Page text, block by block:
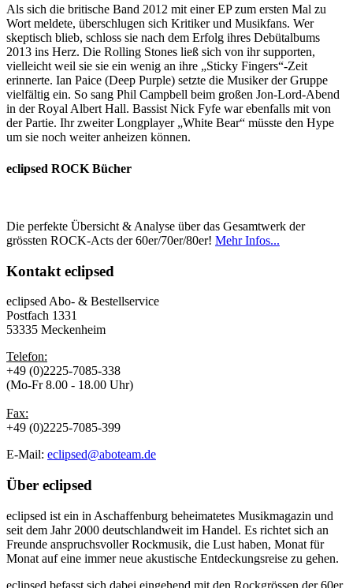
Als sich die britische Band 2012 mit einer EP zum ersten Mal zu
Wort meldete, überschlugen sich Kritiker und Musikfans. Wer
skeptisch blieb, schloss sie nach dem Erfolg ihres Debütalbums
2013 ins Herz. Die Rolling Stones ließ sich von ihr supporten,
vielleicht weil sie sie ein wenig an ihre „Sticky Fingers“-Zeit
erinnerte. Ian Paice (Deep Purple) setzte die Musiker der Gruppe
vielfältig ein. So sang Phil Campbell beim großen Jon-Lord-Abend
in der Royal Albert Hall. Bassist Nick Fyfe war ebenfalls mit von
der Partie. Ihr zweiter Longplayer „White Bear“ müsste den Hype
um sie noch weiter anheizen können.
eclipsed ROCK Bücher
Die perfekte Übersicht & Analyse über das Gesamtwerk der
grössten ROCK-Acts der 60er/70er/80er! Mehr Infos...
Kontakt eclipsed
eclipsed Abo- & Bestellservice
Postfach 1331
53335 Meckenheim
Telefon:
+49 (0)2225-7085-338
(Mo-Fr 8.00 - 18.00 Uhr)
Fax:
+49 (0)2225-7085-399
E-Mail: eclipsed@aboteam.de
Über eclipsed
eclipsed ist ein in Aschaffenburg beheimatetes Musikmagazin und
seit dem Jahr 2000 deutschlandweit im Handel. Es richtet sich an
Freunde anspruchsvoller Rockmusik, die Lust haben, Monat für
Monat auf eine immer neue akustische Entdeckungsreise zu gehen.
eclipsed befasst sich dabei eingehend mit den Rockgrössen der 60er